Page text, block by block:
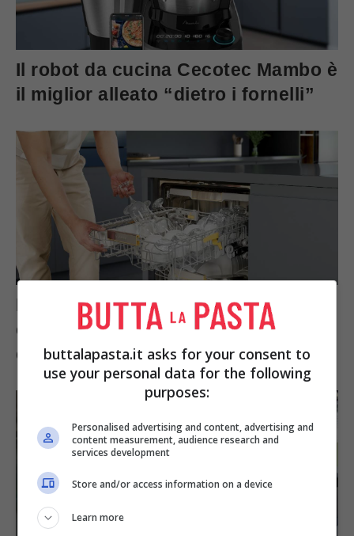
Il robot da cucina Cecotec Mambo è
il miglior alleato “dietro i fornelli”
Le migliori lavastoviglie del 2024,
come scegliere l’elettrodomestico
che ti facilita la vita
buttalapasta.it asks for your consent to
use your personal data for the following
purposes:
Personalised advertising and content, advertising and
content measurement, audience research and
services development
Store and/or access information on a device
Learn more